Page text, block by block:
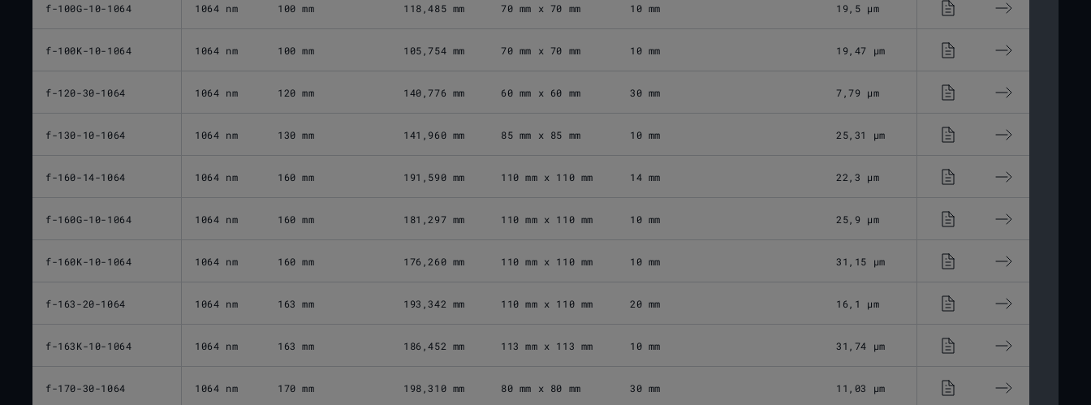
f-100G-10-1064 1064 nm 100 mm 118,485 mm 70 mm x 70 mm 10 mm 19,5 μm Optisches Glas
f-100K-10-1064 1064 nm 100 mm 105,754 mm 70 mm x 70 mm 10 mm 19,47 μm Optisches Glas
f-120-30-1064 1064 nm 120 mm 140,776 mm 60 mm x 60 mm 30 mm 7,79 μm Optisches Glas
f-130-10-1064 1064 nm 130 mm 141,960 mm 85 mm x 85 mm 10 mm 25,31 μm Optisches Glas
f-160-14-1064 1064 nm 160 mm 191,590 mm 110 mm x 110 mm 14 mm 22,3 μm Optisches Glas
f-160G-10-1064 1064 nm 160 mm 181,297 mm 110 mm x 110 mm 10 mm 25,9 μm Optisches Glas
f-160K-10-1064 1064 nm 160 mm 176,260 mm 110 mm x 110 mm 10 mm 31,15 μm Optisches Glas
f-163-20-1064 1064 nm 163 mm 193,342 mm 110 mm x 110 mm 20 mm 16,1 μm Optisches Glas
f-163K-10-1064 1064 nm 163 mm 186,452 mm 113 mm x 113 mm 10 mm 31,74 μm Optisches Glas
f-170-30-1064 1064 nm 170 mm 198,310 mm 80 mm x 80 mm 30 mm 11,03 μm Optisches Glas